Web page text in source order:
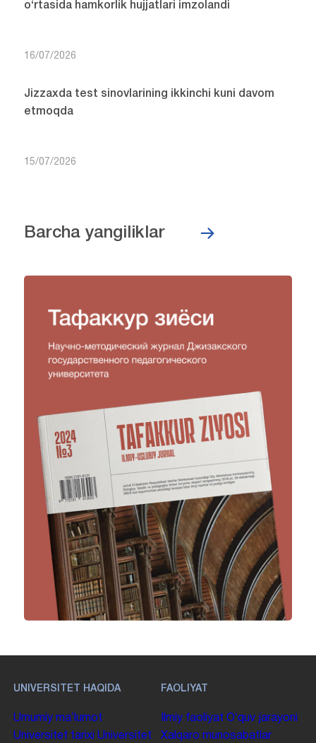
o‘rtasida hamkorlik hujjatlari imzolandi
16/07/2026
Jizzaxda test sinovlarining ikkinchi kuni davom
etmoqda
15/07/2026
Barcha yangiliklar
UNIVERSITET HAQIDA
Umumiy maʼlumot
Universitet tarixi Universitet
FAOLIYAT
Ilmiy faoliyat Oʻquv jarayoni
Xalqaro munosabatlar